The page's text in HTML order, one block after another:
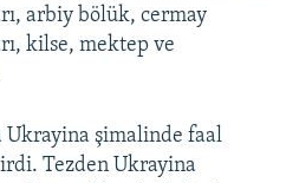
arbiy bölük, cermay
kilse, mektep ve
Ukrayina şimalinde faal
Tezden Ukrayina